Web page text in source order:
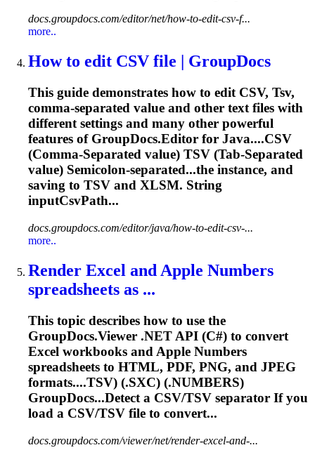
docs.groupdocs.com/editor/net/how-to-edit-csv-f...
more..
How to edit CSV file | GroupDocs
This guide demonstrates how to edit CSV, Tsv,
comma-separated value and other text files with
different settings and many other powerful
features of GroupDocs.Editor for Java....CSV
(Comma-Separated value) TSV (Tab-Separated
value) Semicolon-separated...the instance, and
saving to TSV and XLSM. String
inputCsvPath...
docs.groupdocs.com/editor/java/how-to-edit-csv-...
more..
Render Excel and Apple Numbers
spreadsheets as ...
This topic describes how to use the
GroupDocs.Viewer .NET API (C#) to convert
Excel workbooks and Apple Numbers
spreadsheets to HTML, PDF, PNG, and JPEG
formats....TSV) (.SXC) (.NUMBERS)
GroupDocs...Detect a CSV/TSV separator If you
load a CSV/TSV file to convert...
docs.groupdocs.com/viewer/net/render-excel-and-...